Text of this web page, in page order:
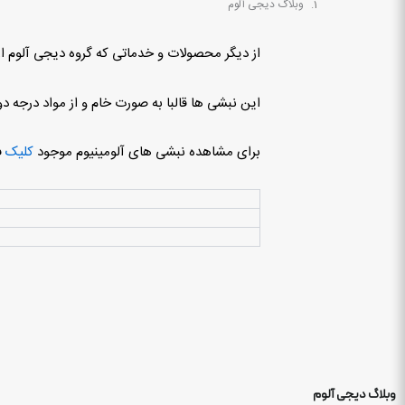
وبلاگ دیجی آلوم
از دیگر محصولات و خدماتی که گروه دیجی آلوم
این نبشی ها قالبا به صورت خام و از مواد درجه
برای مشاهده نبشی های آلومینیوم موجود کلیک
وبلاگ دیجی آلوم